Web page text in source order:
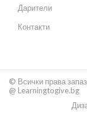
Дарители
Контакти
© Всички права
@ Learningtogive.bg